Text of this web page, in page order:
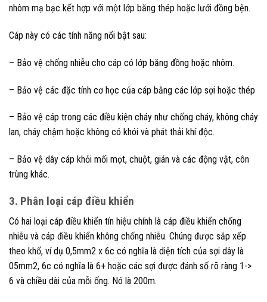
nhôm mạ bạc kết hợp với một lớp băng thép hoặc lưới đồng bện.
Cáp này có các tính năng nổi bật sau:
– Bảo vệ chống nhiễu cho cáp có lớp băng đồng hoặc nhôm.
– Bảo vệ các đặc tính cơ học của cáp bằng các lớp sợi hoặc thép
– Bảo vệ cáp trong các điều kiện cháy như chống cháy, không cháy
lan, cháy chậm hoặc không có khói và phát thải khí độc.
– Bảo vệ dây cáp khỏi mối mọt, chuột, gián và các động vật, côn
trùng khác.
3. Phân loại cáp điều khiển
Có hai loại cáp điều khiển tín hiệu chính là cáp điều khiển chống
nhiễu và cáp điều khiển không chống nhiễu. Chúng được sắp xếp
theo khổ, ví dụ 0,5mm2 x 6c có nghĩa là diện tích của sợi dây là
05mm2, 6c có nghĩa là 6+ hoặc các sợi được đánh số rõ ràng 1->
6 và chiều dài của mỗi ống. Nó là 200m.